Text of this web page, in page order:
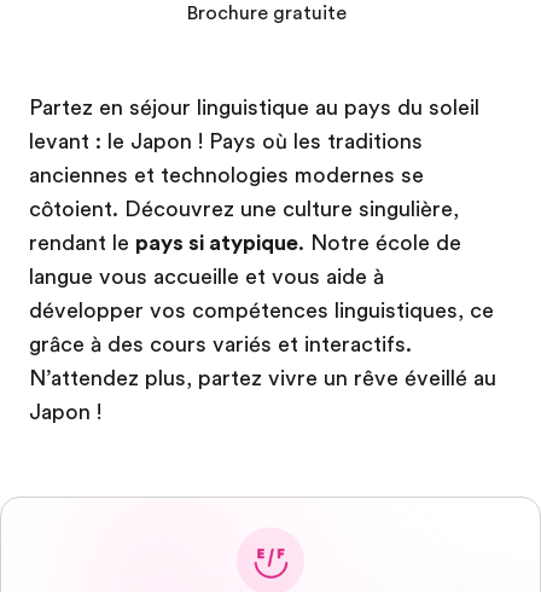
Partez en séjour linguistique au pays du soleil
levant : le Japon ! Pays où les traditions
anciennes et technologies modernes se
côtoient. Découvrez une culture singulière,
rendant le pays si atypique. Notre école de
langue vous accueille et vous aide à
développer vos compétences linguistiques, ce
grâce à des cours variés et interactifs.
N’attendez plus, partez vivre un rêve éveillé au
Japon !
Brochure gratuite